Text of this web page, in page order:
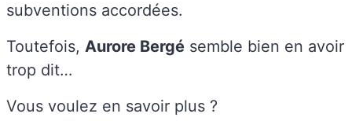
subventions accordées.
Toutefois, Aurore Bergé semble bien en avoir
trop dit…
Vous voulez en savoir plus ?